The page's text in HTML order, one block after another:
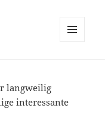
langweilig
interessante